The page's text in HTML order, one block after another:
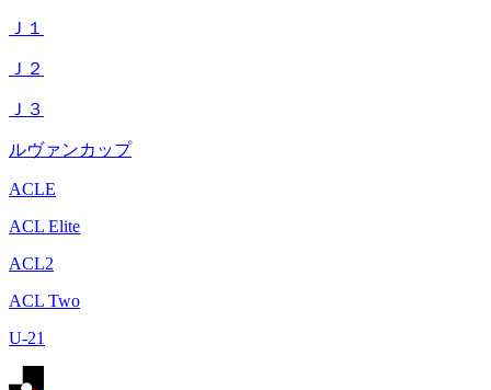
Ｊ１
Ｊ２
Ｊ３
ルヴァンカップ
ACLE
ACL Elite
ACL2
ACL Two
U-21